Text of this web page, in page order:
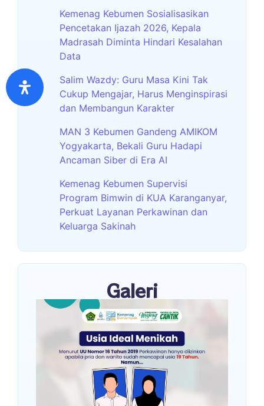
Kemenag Kebumen Sosialisasikan
Pencetakan Ijazah 2026, Kepala
Madrasah Diminta Hindari Kesalahan
Data
Salim Wazdy: Guru Masa Kini Tak
Cukup Mengajar, Harus Menginspirasi
dan Membangun Karakter
MAN 3 Kebumen Gandeng AMIKOM
Yogyakarta, Bekali Guru Hadapi
Ancaman Siber di Era AI
Kemenag Kebumen Supervisi
Program Bimwin di KUA Karanganyar,
Perkuat Layanan Perkawinan dan
Keluarga Sakinah
Galeri